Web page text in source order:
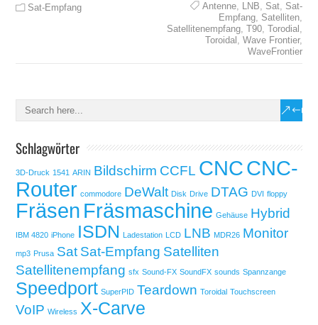
Sat-Empfang Antenne, LNB, Sat, Sat-
Empfang, Satelliten,
Satellitenempfang, T90, Torodial ,
Toroidal , Wave Frontier,
WaveFrontier
Schlagwörter
3D-Druck 1541 ARIN Bildschirm CCFL CNCCNC-
Router commodore DeWalt Disk Drive DTAG DVI floppy
Fräsen Fräsmaschine Gehäuse Hybrid
IBM 4820 iPhone ISDN Ladestation LCD LNB MDR26 Monitor
mp3 Prusa Sat Sat-Empfang Satelliten
Satellitenempfang sfx Sound-FX SoundFX sounds Spannzange
Speedport SuperPID Teardown Toroidal Touchscreen
VoIP Wireless X-Carve